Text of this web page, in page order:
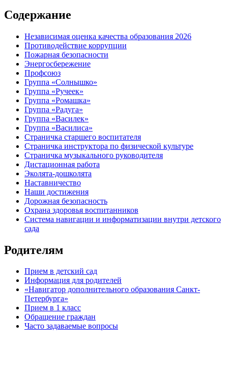
Содержание
Независимая оценка качества образования 2026
Противодействие коррупции
Пожарная безопасности
Энергосбережение
Профсоюз
Группа «Солнышко»
Группа «Ручеек»
Группа «Ромашка»
Группа «Радуга»
Группа «Василек»
Группа «Василиса»
Страничка старшего воспитателя
Страничка инструктора по физической культуре
Страничка музыкального руководителя
Дистационная работа
Эколята-дошколята
Наставничество
Наши достижения
Дорожная безопасность
Охрана здоровья воспитанников
Система навигации и информатизации внутри детского
сада
Родителям
Прием в детский сад
Информация для родителей
«Навигатор дополнительного образования Санкт-
Петербурга»
Прием в 1 класс
Обращение граждан
Часто задаваемые вопросы